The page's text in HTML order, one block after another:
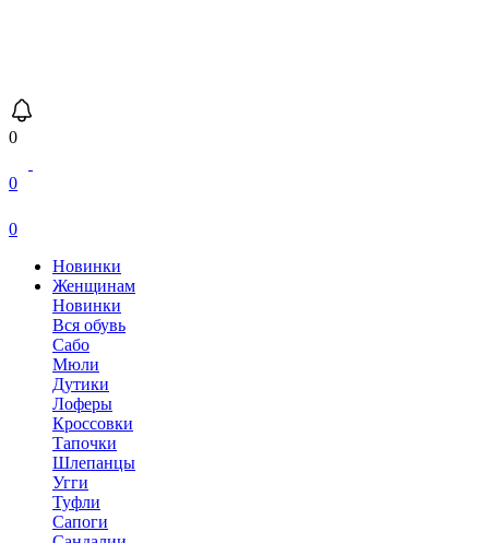
0
0
0
Новинки
Женщинам
Новинки
Вся обувь
Сабо
Мюли
Дутики
Лоферы
Кроссовки
Тапочки
Шлепанцы
Угги
Туфли
Сапоги